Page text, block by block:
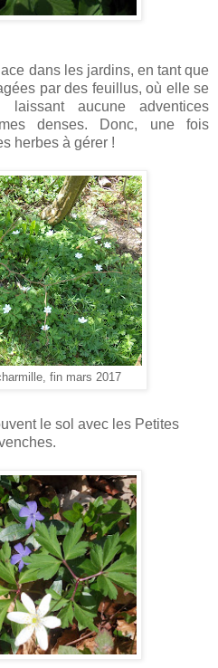
dans les jardins, en tant que
par des feuillus, où elle se
laissant aucune adventices
denses. Donc, une fois
herbes à gérer !
fin mars 2017
le sol avec les Petites